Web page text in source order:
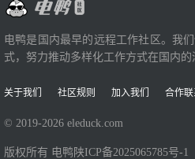
电鸭是国内最早的远程工作社区。我
式，努力推动多样化工作方式在国内的
关于我们 社区规则 加入我们 合作联
© 2019-2026 eleduck.com
版权所有 电鸭 陕ICP备2025065785号-1